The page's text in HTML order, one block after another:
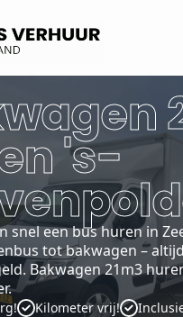
's-
snel een bus huren in
tot bakwagen –
Bakwagen 21m3
Kilometer vrij!